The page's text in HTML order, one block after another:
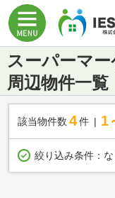
スーパーマ
周辺物件一覧
該当物件数 4件 1
絞り込み条件：